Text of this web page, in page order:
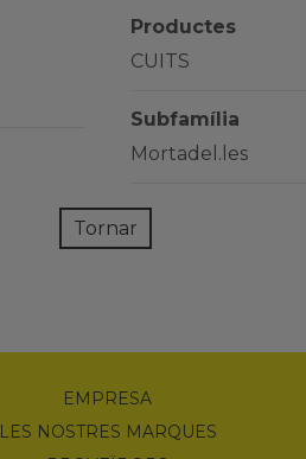
Productes
CUITS
Subfamília
Mortadel.les
Tornar
EMPRESA
LES NOSTRES MARQUES